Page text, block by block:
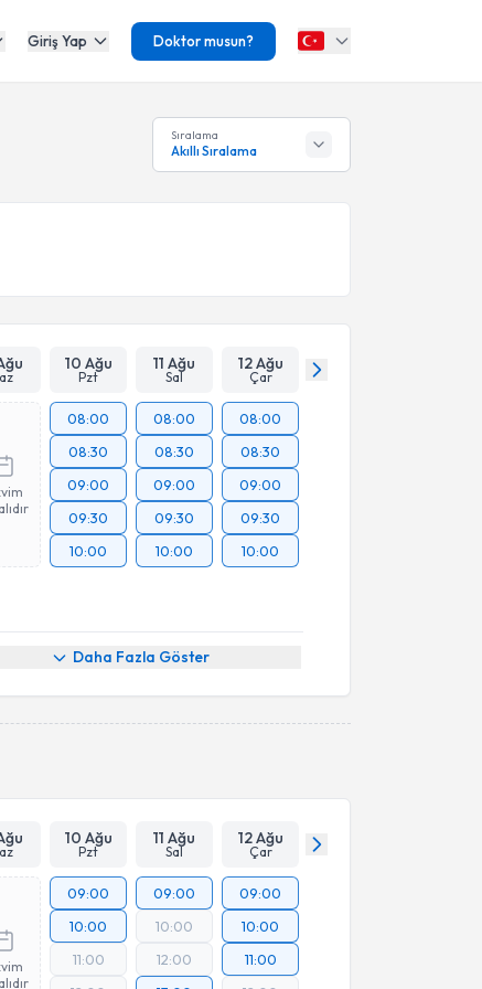
Giriş Yap Doktor musun?
Sıralama
Akıllı Sıralama
10 Ağu
Pzt
11 Ağu
Sal
12 Ağu
Çar
08:00
08:30
09:00
09:30
10:00
08:00
08:30
09:00
09:30
10:00
08:00
08:30
09:00
09:30
10:00
Daha Fazla Göster
10 Ağu
Pzt
11 Ağu
Sal
12 Ağu
Çar
09:00
10:00
11:00
09:00
10:00
12:00
09:00
10:00
11:00